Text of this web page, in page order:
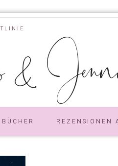
REZENSIONEN